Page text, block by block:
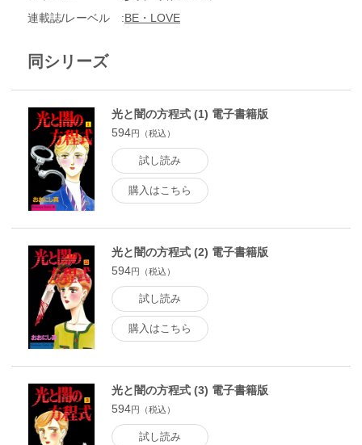
連載誌/レーベル
BE・LOVE
同シリーズ
光と闇の方程式 (1) 電子書籍版
594円（税込）
試し読み
購入はこちら
光と闇の方程式 (2) 電子書籍版
594円（税込）
試し読み
購入はこちら
光と闇の方程式 (3) 電子書籍版
594円（税込）
試し読み